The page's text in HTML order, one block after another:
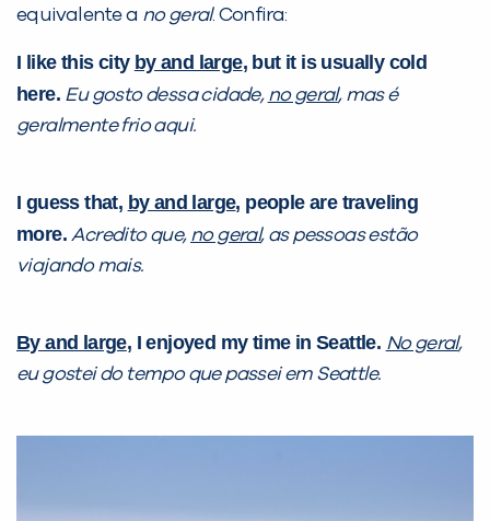
equivalente a no geral. Confira:
I like this city by and large, but it is usually cold
here. Eu gosto dessa cidade, no geral, mas é
geralmente frio aqui.
I guess that, by and large, people are traveling
more. Acredito que, no geral, as pessoas estão
viajando mais.
By and large, I enjoyed my time in Seattle. No geral,
eu gostei do tempo que passei em Seattle.